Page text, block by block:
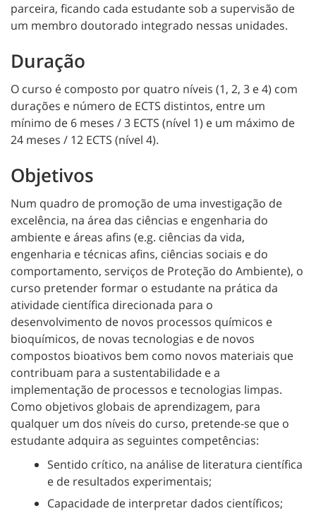
parceira, ficando cada estudante sob a supervisão de
um membro doutorado integrado nessas unidades.
Duração
O curso é composto por quatro níveis (1, 2, 3 e 4) com
durações e número de ECTS distintos, entre um
mínimo de 6 meses / 3 ECTS (nível 1) e um máximo de
24 meses / 12 ECTS (nível 4).
Objetivos
Num quadro de promoção de uma investigação de
excelência, na área das ciências e engenharia do
ambiente e áreas afins (e.g. ciências da vida,
engenharia e técnicas afins, ciências sociais e do
comportamento, serviços de Proteção do Ambiente), o
curso pretender formar o estudante na prática da
atividade científica direcionada para o
desenvolvimento de novos processos químicos e
bioquímicos, de novas tecnologias e de novos
compostos bioativos bem como novos materiais que
contribuam para a sustentabilidade e a
implementação de processos e tecnologias limpas.
Como objetivos globais de aprendizagem, para
qualquer um dos níveis do curso, pretende-se que o
estudante adquira as seguintes competências:
Sentido crítico, na análise de literatura científica
e de resultados experimentais;
Capacidade de interpretar dados científicos;